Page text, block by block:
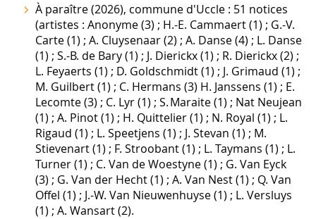
À paraître (2026), commune d'Uccle : 51 notices
(artistes : Anonyme (3) ; H.-E. Cammaert (1) ; G.-V.
Carte (1) ; A. Cluysenaar (2) ; A. Danse (4) ; L. Danse
(1) ; S.-B. de Bary (1) ; J. Dierickx (1) ; R. Dierickx (2) ;
L. Feyaerts (1) ; D. Goldschmidt (1) ; J. Grimaud (1) ;
M. Guilbert (1) ; C. Hermans (3) H. Janssens (1) ; E.
Lecomte (3) ; C. Lyr (1) ; S. Maraite (1) ; Nat Neujean
(1) ; A. Pinot (1) ; H. Quittelier (1) ; N. Royal (1) ; L.
Rigaud (1) ; L. Speetjens (1) ; J. Stevan (1) ; M.
Stievenart (1) ; F. Stroobant (1) ; L. Taymans (1) ; L.
Turner (1) ; C. Van de Woestyne (1) ; G. Van Eyck
(3) ; G. Van der Hecht (1) ; A. Van Nest (1) ; Q. Van
Offel (1) ; J.-W. Van Nieuwenhuyse (1) ; L. Versluys
(1) ; A. Wansart (2).